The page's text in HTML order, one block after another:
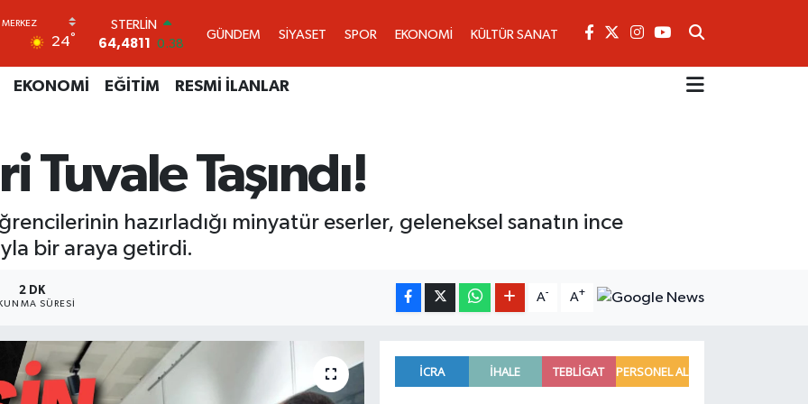
24°
GRAM ALTIN
6660.55
0.03
13.779 -14
47,7436
EURO
55,2510 0.32
STERLİN
64,4811 0.38
GÜNDEM SİYASET SPOR EKONOMİ KÜLTÜR SANAT
EKONOMİ EĞİTİM RESMİ İLANLAR
Tuvale Taşındı!
hazırladığı minyatür eserler, geleneksel sanatın ince
bir araya getirdi.
2 DK
SÜRESI
A- A+